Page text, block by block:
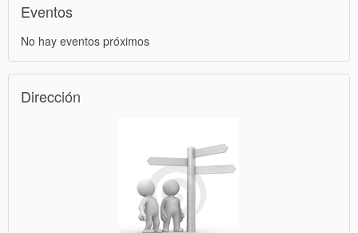
Eventos
No hay eventos próximos
Dirección